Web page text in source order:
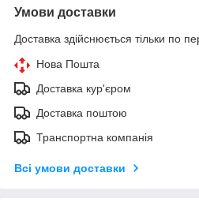
Умови доставки
Доставка здійснюється тільки по
Нова Пошта
Доставка кур'єром
Доставка поштою
Транспортна компанія
Всі умови доставки